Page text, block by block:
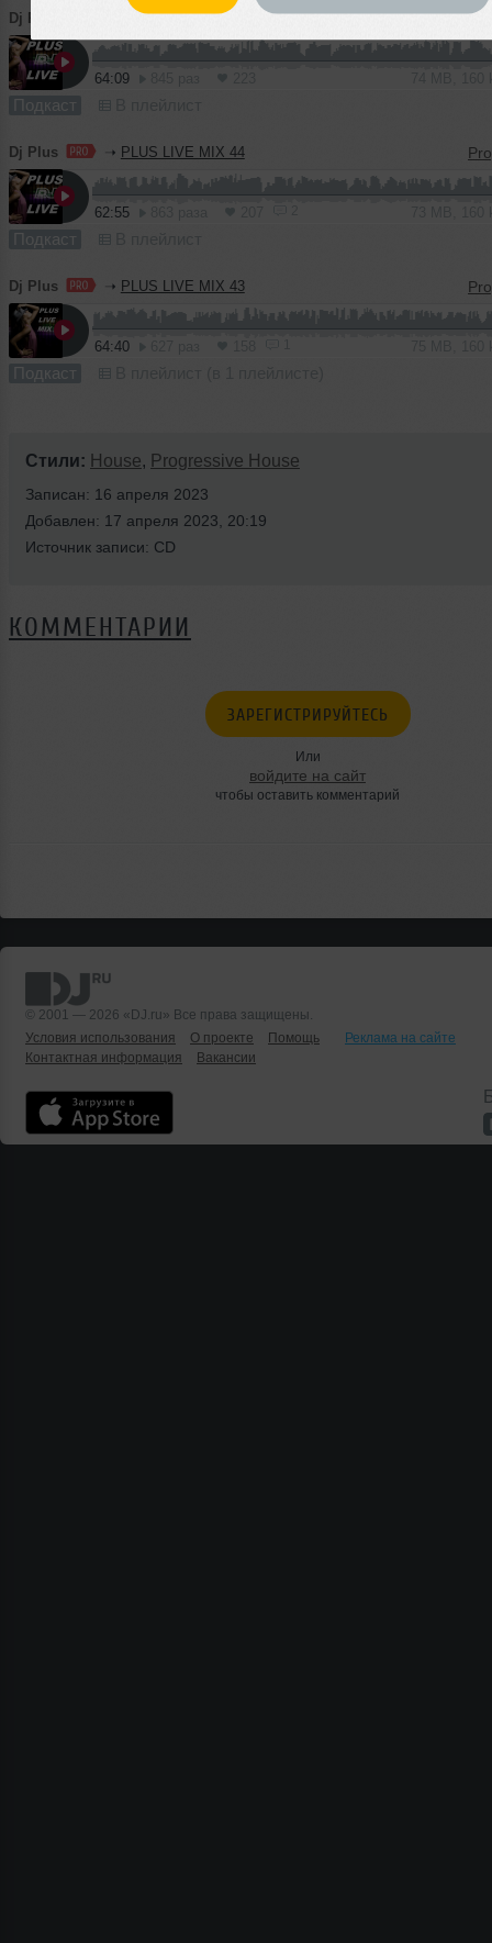
Dj Plus PLUS LIVE MIX 45
64:09
Подкаст
Dj Plus ➝ PLUS LIVE MIX 44
62:55
Подкаст
Dj Plus ➝ PLUS LIVE MIX 43
64:40
Подкаст
Стили: House, Progressive House
Записан: 16 апреля 2023
Добавлен: 17 апреля 2023, 20:19
Источник записи: CD
КОММЕНТАРИИ
ЗАРЕГИСТРИРУЙТЕСЬ
Или
войдите на сайт
чтобы оставить комментарий
© 2001 — 2026 «DJ.ru» Все права защищены.
Условия использования
О проекте Помощь
Реклама на сайте
Контактная информация
Вакансии